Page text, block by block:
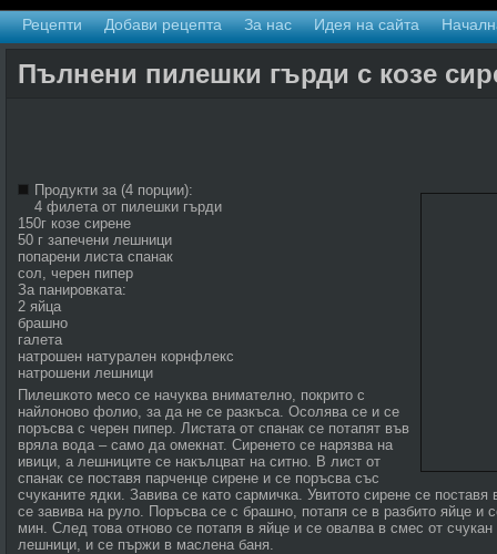
Рецепти Добави рецепта За нас Идея на сайта
Пълнени пилешки гърди с козе
Продукти за (4 порции):
4 филета от пилешки гърди
150г козе сирене
50 г запечени лешници
попарени листа спанак
сол, черен пипер
За панировката:
2 яйца
брашно
галета
натрошен натурален корнфлекс
натрошени лешници
Пилешкото месо се начуква внимателно, покрито с
найлоново фолио, за да не се разкъса. Осолява се и се
поръсва с черен пипер. Листата от спанак се потапят във
вряла вода – само да омекнат. Сиренето се нарязва на
ивици, а лешниците се накълцват на ситно. В лист от
спанак се поставя парченце сирене и се поръсва със
счуканите ядки. Завива се като сармичка. Увитото сирене се
се завива на руло. Поръсва се с брашно, потапя се в разбито яйце и
мин. След това отново се потапя в яйце и се овалва в смес от
лешници, и се пържи в маслена баня.